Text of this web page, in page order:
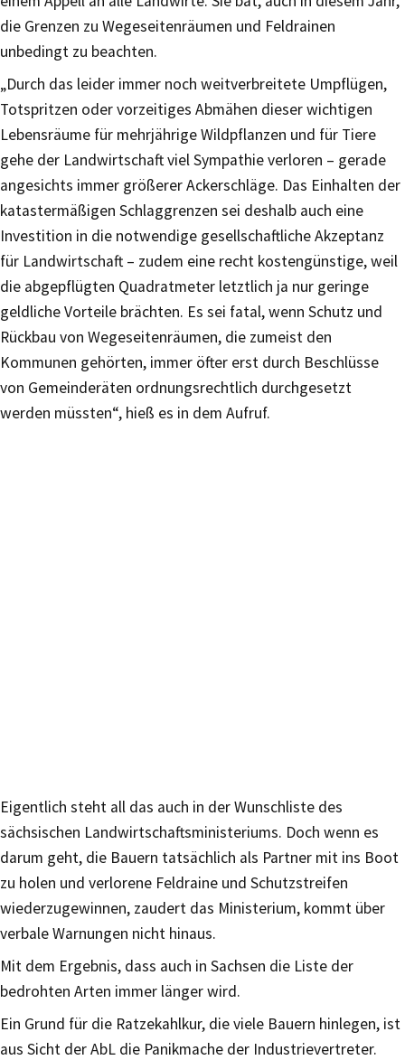
die Grenzen zu Wegeseitenräumen und Feldrainen
unbedingt zu beachten.
„Durch das leider immer noch weitverbreitete Umpflügen,
Totspritzen oder vorzeitiges Abmähen dieser wichtigen
Lebensräume für mehrjährige Wildpflanzen und für Tiere
gehe der Landwirtschaft viel Sympathie verloren – gerade
angesichts immer größerer Ackerschläge. Das Einhalten der
katastermäßigen Schlaggrenzen sei deshalb auch eine
Investition in die notwendige gesellschaftliche Akzeptanz
für Landwirtschaft – zudem eine recht kostengünstige, weil
die abgepflügten Quadratmeter letztlich ja nur geringe
geldliche Vorteile brächten. Es sei fatal, wenn Schutz und
Rückbau von Wegeseitenräumen, die zumeist den
Kommunen gehörten, immer öfter erst durch Beschlüsse
von Gemeinderäten ordnungsrechtlich durchgesetzt
werden müssten“, hieß es in dem Aufruf.
Eigentlich steht all das auch in der Wunschliste des
sächsischen Landwirtschaftsministeriums. Doch wenn es
darum geht, die Bauern tatsächlich als Partner mit ins Boot
zu holen und verlorene Feldraine und Schutzstreifen
wiederzugewinnen, zaudert das Ministerium, kommt über
verbale Warnungen nicht hinaus.
Mit dem Ergebnis, dass auch in Sachsen die Liste der
bedrohten Arten immer länger wird.
Ein Grund für die Ratzekahlkur, die viele Bauern hinlegen, ist
aus Sicht der AbL die Panikmache der Industrievertreter.